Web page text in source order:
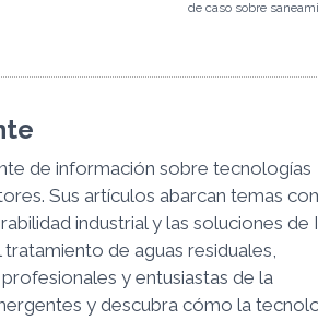
de caso sobre
de información sobre tecnologías
Sus artículos abarcan temas
industrial y las soluciones de
de aguas residuales,
y entusiastas de la
y descubra cómo la